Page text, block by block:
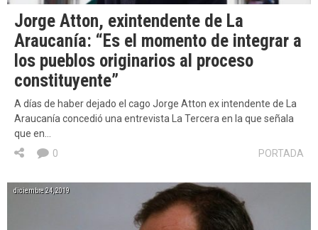
Jorge Atton, exintendente de La
Araucanía: “Es el momento de integrar a
los pueblos originarios al proceso
constituyente”
A días de haber dejado el cago Jorge Atton ex intendente de La
Araucanía concedió una entrevista La Tercera en la que señala
que en…
PORTADA
0
diciembre 24, 2019